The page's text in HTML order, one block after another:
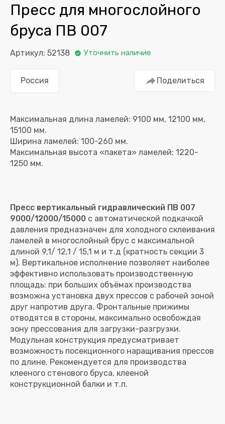
Пресс для многослойного
бруса ПВ 007
Артикул: 52138 Уточнить наличие
Россия Поделиться
Максимальная длина ламелей: 9100 мм, 12100 мм,
15100 мм.
Ширина ламелей: 100-260 мм.
Максимальная высота «пакета» ламелей: 1220-
Пресс вертикальный гидравлический ПВ 007
9000/12000/15000 с автоматической подкачкой
давления предназначен для холодного склеивания
ламелей в многослойный брус с максимальной
длиной 9,1/ 12,1 / 15,1 м и т.д (кратность секции 3
м). Вертикальное исполнение позволяет наиболее
эффективно использовать производственную
площадь: при больших объёмах производства
возможна установка двух прессов с рабочей зоной
друг напротив друга. Фронтальные прижимы
отводятся в стороны, максимально освобождая
зону прессования для загрузки-разгрузки.
Модульная конструкция предусматривает
возможность посекционного наращивания прессов
по длине. Рекомендуется для производства
клееного стенового бруса, клееной